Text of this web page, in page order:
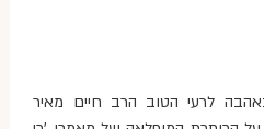
לרעי הטוב הרב חיים מאיר